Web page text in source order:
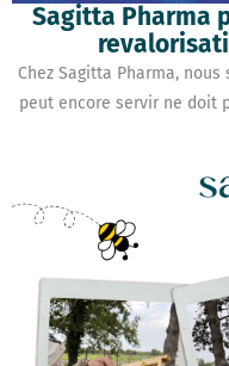
Sagitta Pharma
Chez Sagitta Pharma,
peut encore servir ne doit